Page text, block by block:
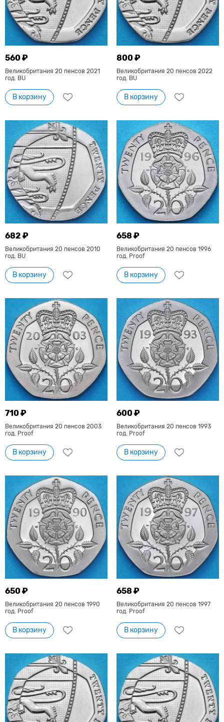
560 ₽
Великобритания 20 пенсов 2021
год. BU
В корзину
800 ₽
Великобритания 20 пенсов 2022
год. BU
В корзину
682 ₽
Великобритания 20 пенсов 2010
год. BU
В корзину
658 ₽
Великобритания 20 пенсов 1996
год. Proof
В корзину
710 ₽
Великобритания 20 пенсов 2003
год. Proof
В корзину
600 ₽
Великобритания 20 пенсов 1993
год. Proof
В корзину
650 ₽
Великобритания 20 пенсов 1990
год. Proof
В корзину
658 ₽
Великобритания 20 пенсов 1997
год. Proof
В корзину